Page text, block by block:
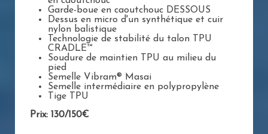
Garde-boue en caoutchouc DESSOUS
Dessus en micro d'un synthétique et cuir
nylon balistique
Technologie de stabilité du talon TPU
CRADLE™
Soudure de maintien TPU au milieu du
pied
Semelle Vibram® Masai
Semelle intermédiaire en polypropylène
Tige TPU
Prix: 130/150€